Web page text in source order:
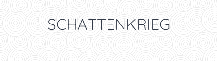
SCHATTENKRIEG